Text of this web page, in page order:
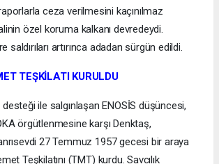
raporlarla ceza verilmesini kaçınılmaz
özel koruma kalkanı devredeydi.
saldırıları artırınca adadan sürgün edildi.
TEŞKİLATI KURULDU
desteği ile salgınlaşan ENOSİS düşüncesi,
örgütlenmesine karşı Denktaş,
27 Temmuz 1957 gecesi bir araya
Teşkilatını (TMT) kurdu. Savcılık